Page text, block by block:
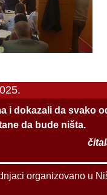
i dokazali da svako
da bude ništa.
organizovano u